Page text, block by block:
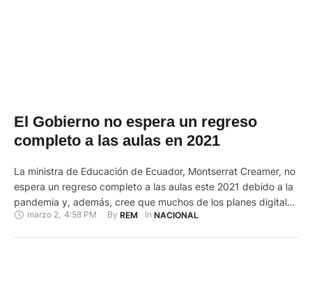
El Gobierno no espera un regreso
completo a las aulas en 2021
La ministra de Educación de Ecuador, Montserrat Creamer, no
espera un regreso completo a las aulas este 2021 debido a la
pandemia y, además, cree que muchos de los planes digitales
introducidos "vinieron para quedarse", por lo que todos los
marzo 2, 4:58 PM By REM In NACIONAL